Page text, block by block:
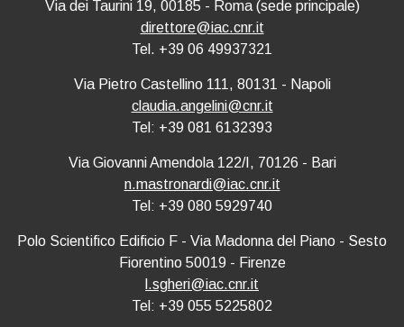
Via dei Taurini 19, 00185 - Roma (sede principale)
direttore@iac.cnr.it
Tel. +39 06 49937321
Via Pietro Castellino 111, 80131 - Napoli
claudia.angelini@cnr.it
Tel: +39 081 6132393
Via Giovanni Amendola 122/I, 70126 - Bari
n.mastronardi@iac.cnr.it
Tel: +39 080 5929740
Polo Scientifico Edificio F - Via Madonna del Piano - Sesto
Fiorentino 50019 - Firenze
l.sgheri@iac.cnr.it
Tel: +39 055 5225802